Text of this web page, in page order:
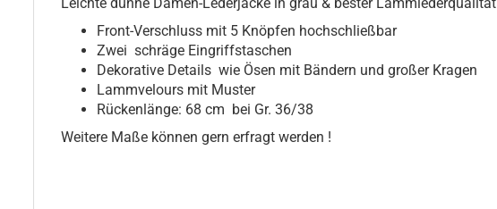
Front-Verschluss mit 5 Knöpfen hochschließbar
Zwei schräge Eingriffstaschen
Dekorative Details wie Ösen mit Bändern und großer Kragen
Lammvelours mit Muster
Rückenlänge: 68 cm bei Gr. 36/38
Weitere Maße können gern erfragt werden !